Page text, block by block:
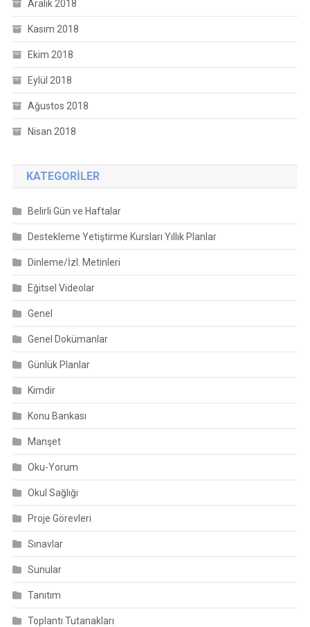
Aralık 2018
Kasım 2018
Ekim 2018
Eylül 2018
Ağustos 2018
Nisan 2018
KATEGORILER
Belirli Gün ve Haftalar
Destekleme Yetiştirme Kursları Yıllık Planlar
Dinleme/İzl. Metinleri
Eğitsel Videolar
Genel
Genel Dokümanlar
Günlük Planlar
Kimdir
Konu Bankası
Manşet
Oku-Yorum
Okul Sağlığı
Proje Görevleri
Sınavlar
Sunular
Tanıtım
Toplantı Tutanakları